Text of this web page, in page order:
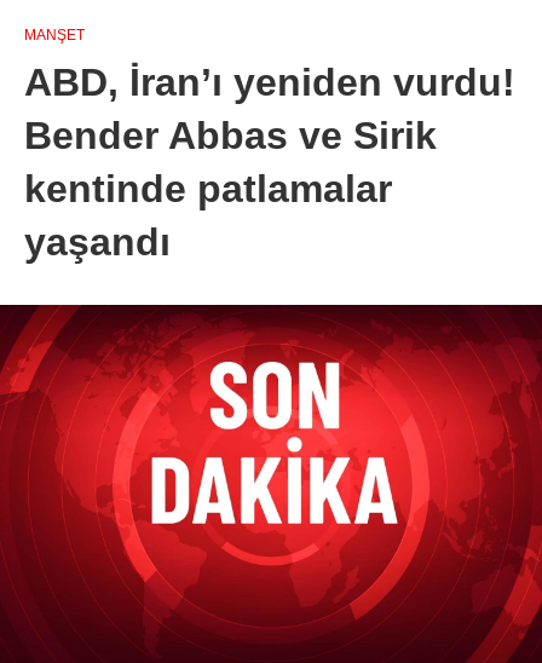
MANŞET
ABD, İran’ı yeniden vurdu!
Bender Abbas ve Sirik
kentinde patlamalar
yaşandı